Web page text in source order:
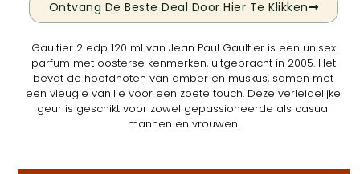
Ontvang De Beste Deal Door Hier Te Klikken
Gaultier 2 edp 120 ml van Jean Paul Gaultier is een unisex
parfum met oosterse kenmerken, uitgebracht in 2005. Het
bevat de hoofdnoten van amber en muskus, samen met
een vleugje vanille voor een zoete touch. Deze verleidelijke
geur is geschikt voor zowel gepassioneerde als casual
mannen en vrouwen.